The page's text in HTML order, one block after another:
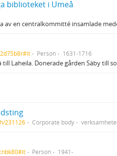
biblioteket i Umeå
av en centralkommitté insamlade
Person 1631-1716
Laheila. Donerade gården Säby till
231126 Corporate body
Person 1941-